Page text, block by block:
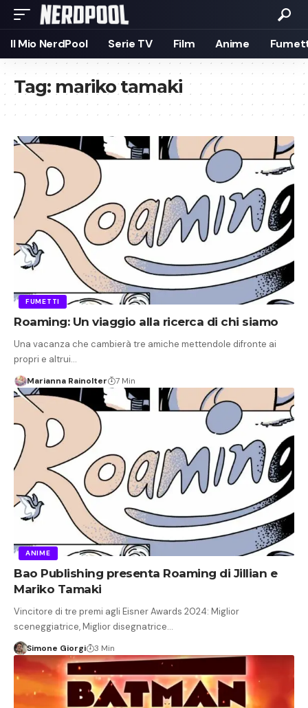
Il Mio NerdPool Serie TV Film Anime
Tag: mariko tamaki
FUMETTI
Roaming: Un viaggio alla ricerca di chi siamo
Una vacanza che cambierà tre amiche mettendole difronte ai
propri e altrui…
Marianna Rainolter 7 Min
ANIME
Bao Publishing presenta Roaming di Jillian e
Mariko Tamaki
Vincitore di tre premi agli Eisner Awards 2024: Miglior
sceneggiatrice, Miglior disegnatrice…
Simone Giorgi 3 Min